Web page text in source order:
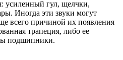
усиленный гул, щелчки,
Иногда эти звуки могут
всего причиной их появления
трапеция, либо ее
подшипники.